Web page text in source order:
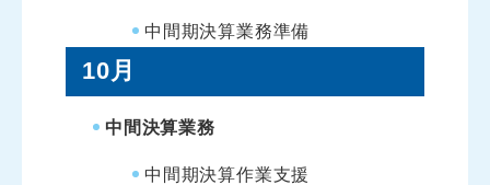
中間期決算業務準備
10月
中間決算業務
中間期決算作業支援